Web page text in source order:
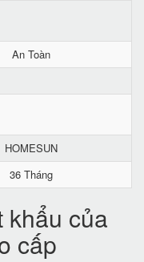
An Toàn
HOMESUN
36 Tháng
khẩu của
cấp